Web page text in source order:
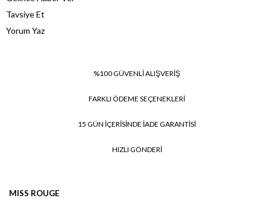
Tavsiye Et
Yorum Yaz
%100 GÜVENLİ ALIŞVERİŞ
FARKLI ÖDEME SEÇENEKLERİ
15 GÜN İÇERİSİNDE İADE GARANTİSİ
HIZLI GÖNDERİ
MISS ROUGE